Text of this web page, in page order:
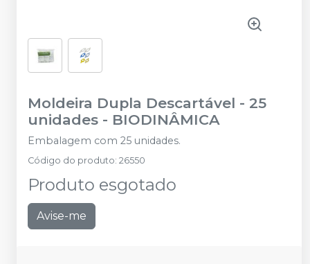
Moldeira Dupla Descartável - 25
unidades - BIODINÂMICA
Embalagem com 25 unidades.
Código do produto: 26550
Produto esgotado
Avise-me